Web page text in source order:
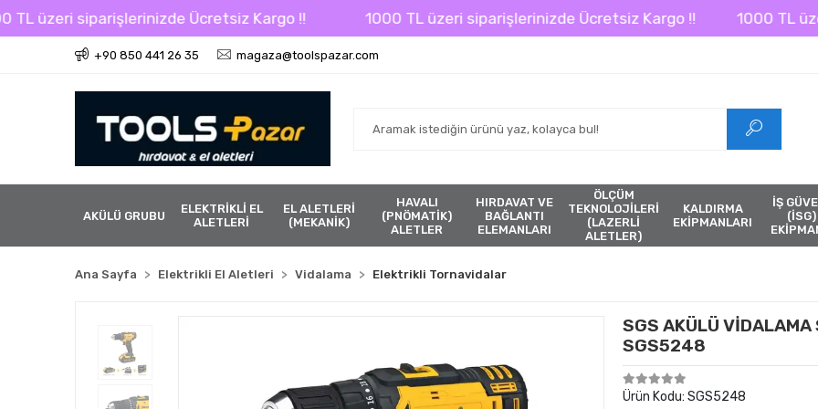
siparişlerinizde Ücretsiz Kargo !! 1000 TL üzeri siparişlerinizde Ücretsiz Kargo !! 1000 TL üzeri
+90 850 441 26 35 magaza@toolspazar.com
AKÜLÜ GRUBU
ELEKTRİKLİ EL
ALETLERİ
EL ALETLERİ
(MEKANİK)
HAVALI
(PNÖMATİK)
ALETLER
HIRDAVAT VE
BAĞLANTI
ELEMANLARI
ÖLÇÜM
TEKNOLOJİLERİ
(LAZERLİ
ALETLER)
KALDIRMA
EKİPMANLARI
İŞ
(İSG)
Ana Sayfa Elektrikli El Aletleri Vidalama Elektrikli Tornavidalar
SGS AKÜLÜ
SGS5248
Ürün Kodu: SGS5248